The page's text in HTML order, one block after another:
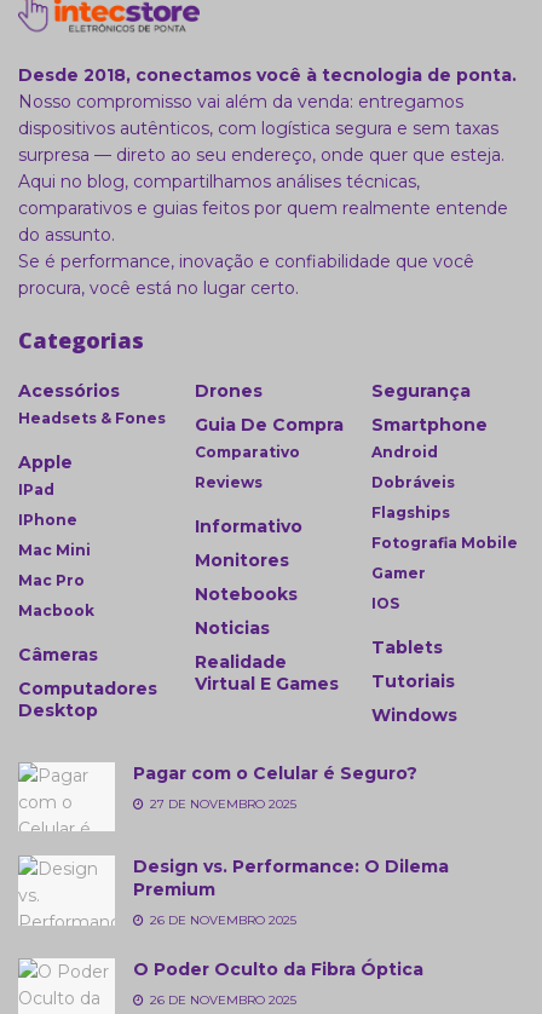
Desde 2018, conectamos você à tecnologia de ponta.
Nosso compromisso vai além da venda: entregamos
dispositivos autênticos, com logística segura e sem taxas
surpresa — direto ao seu endereço, onde quer que esteja.
Aqui no blog, compartilhamos análises técnicas,
comparativos e guias feitos por quem realmente entende
do assunto.
Se é performance, inovação e confiabilidade que você
procura, você está no lugar certo.
Categorias
Acessórios
Headsets & Fones
Apple
IPad
IPhone
Mac Mini
Mac Pro
Macbook
Câmeras
Computadores
Desktop
Drones
Guia De Compra
Comparativo
Reviews
Informativo
Monitores
Notebooks
Noticias
Realidade
Virtual E Games
Segurança
Smartphone
Android
Dobráveis
Flagships
Fotografia Mobile
Gamer
IOS
Tablets
Tutoriais
Windows
Pagar com o Celular é Seguro?
27 DE NOVEMBRO 2025
Design vs. Performance: O Dilema
Premium
26 DE NOVEMBRO 2025
O Poder Oculto da Fibra Óptica
26 DE NOVEMBRO 2025